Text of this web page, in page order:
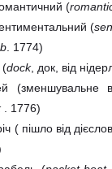
(
(
. 1774)
(dock, док, від
(зменшувальне
. 1776)
( пішло від